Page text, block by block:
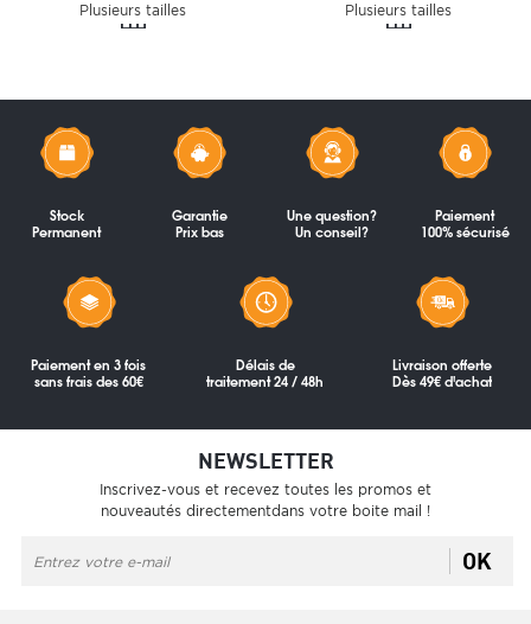
Plusieurs tailles
Plusieurs tailles
Stock
Permanent
Garantie
Prix bas
Une question?
Un conseil?
Paiement
100% sécurisé
Paiement en 3 fois
sans frais des 60€
Délais de
traitement 24 / 48h
Livraison offerte
Dès 49€ d'achat
NEWSLETTER
Inscrivez-vous et recevez toutes les promos et
nouveautés directementdans votre boite mail !
OK